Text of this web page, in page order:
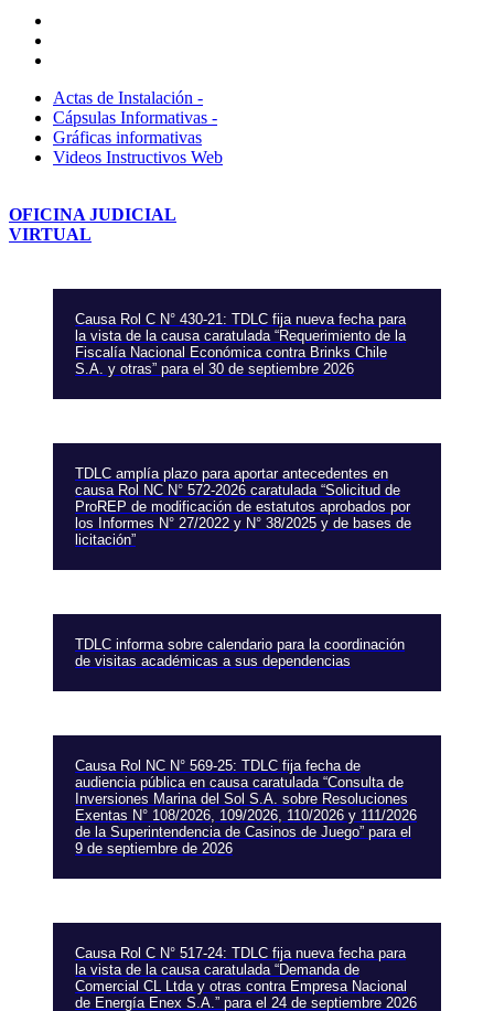
Actas de Instalación -
Cápsulas Informativas -
Gráficas informativas
Videos Instructivos Web
OFICINA JUDICIAL
VIRTUAL
Causa Rol C N° 430-21: TDLC fija nueva fecha para
la vista de la causa caratulada “Requerimiento de la
Fiscalía Nacional Económica contra Brinks Chile
S.A. y otras” para el 30 de septiembre 2026
TDLC amplía plazo para aportar antecedentes en
causa Rol NC N° 572-2026 caratulada “Solicitud de
ProREP de modificación de estatutos aprobados por
los Informes N° 27/2022 y N° 38/2025 y de bases de
licitación”
TDLC informa sobre calendario para la coordinación
de visitas académicas a sus dependencias
Causa Rol NC N° 569-25: TDLC fija fecha de
audiencia pública en causa caratulada “Consulta de
Inversiones Marina del Sol S.A. sobre Resoluciones
Exentas N° 108/2026, 109/2026, 110/2026 y 111/2026
de la Superintendencia de Casinos de Juego” para el
9 de septiembre de 2026
Causa Rol C N° 517-24: TDLC fija nueva fecha para
la vista de la causa caratulada “Demanda de
Comercial CL Ltda y otras contra Empresa Nacional
de Energía Enex S.A.” para el 24 de septiembre 2026